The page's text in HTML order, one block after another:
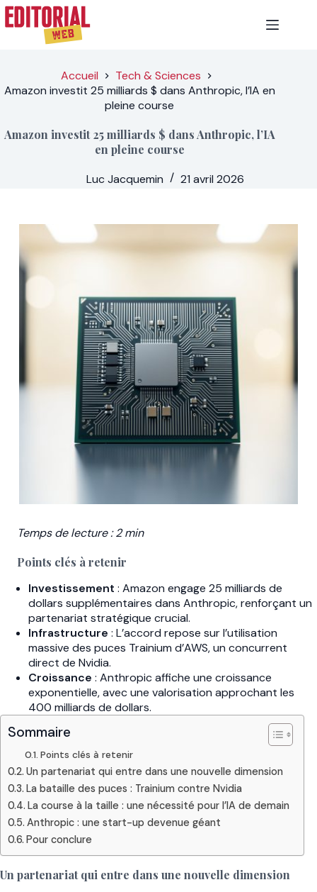
Passer
au
Accueil
Tech & Sciences
Amazon investit 25 milliards $ dans Anthropic, l’IA en
pleine course
Amazon investit 25 milliards $ dans Anthropic, l’IA
en pleine course
Luc Jacquemin
21 avril 2026
Temps de lecture : 2 min
Points clés à retenir
Investissement : Amazon engage 25 milliards de
dollars supplémentaires dans Anthropic, renforçant un
partenariat stratégique crucial.
Infrastructure : L’accord repose sur l’utilisation
massive des puces Trainium d’AWS, un concurrent
direct de Nvidia.
Croissance : Anthropic affiche une croissance
exponentielle, avec une valorisation approchant les
400 milliards de dollars.
Sommaire
Points clés à retenir
Un partenariat qui entre dans une nouvelle dimension
La bataille des puces : Trainium contre Nvidia
La course à la taille : une nécessité pour l’IA de demain
Anthropic : une start-up devenue géant
Pour conclure
Un partenariat qui entre dans une nouvelle dimension